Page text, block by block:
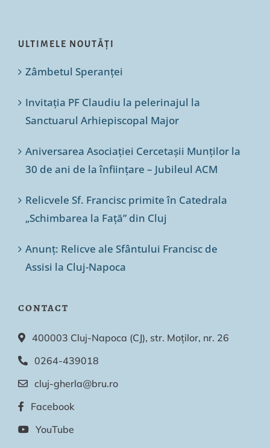
ULTIMELE NOUTĂȚI
Zâmbetul Speranței
Invitația PF Claudiu la pelerinajul la
Sanctuarul Arhiepiscopal Major
Aniversarea Asociației Cercetașii Munților la
30 de ani de la înființare – Jubileul ACM
Relicvele Sf. Francisc primite în Catedrala
„Schimbarea la Față” din Cluj
Anunț: Relicve ale Sfântului Francisc de
Assisi la Cluj-Napoca
CONTACT
400003 Cluj-Napoca (CJ), str. Moților, nr. 26
0264-439018
cluj-gherla@bru.ro
Facebook
YouTube